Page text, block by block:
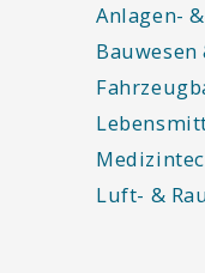
Anlagen-
Luft- &